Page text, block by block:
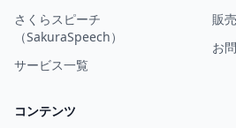
さくらスピーチ
（SakuraSpeech）
サービス一覧
販
お
コンテンツ